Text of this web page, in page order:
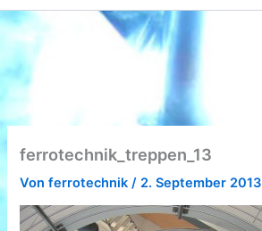
ferrotechnik_treppen_13
Vonferrotechnik / 2. September 2013